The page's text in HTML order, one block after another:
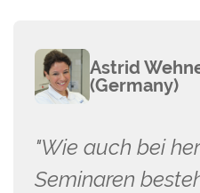
Astrid
(Germany)
"Wie auch bei
Seminaren